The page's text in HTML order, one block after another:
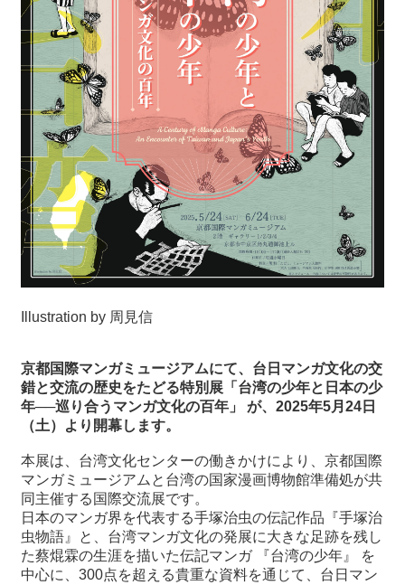
過
湾
の
本
関
リ
ク
ホ
ー
ム
サ
イ
ト
マ
ッ
プ
Illustration by 周見信
京都国際マンガミュージアムにて、台日マンガ文化の交
錯と交流の歴史をたどる特別展「台湾の少年と日本の少
年──巡り合うマンガ文化の百年」
が、 2025年5月 24 日
（土）より開幕します。
本展は、台湾文化センターの働きかけにより、京都国際
マンガミュージアムと台湾の国家漫画博物館準備処が共
同主催する国際交流展です。
日本のマンガ界を代表する手塚治虫の伝記作品『手塚治
虫物語』と、台湾マンガ文化の発展に大きな足跡を残し
た蔡焜霖の生涯を描いた伝記マンガ 『台湾の少年』 を
中心に、300点を超える貴重な資料を通じて、台日マン